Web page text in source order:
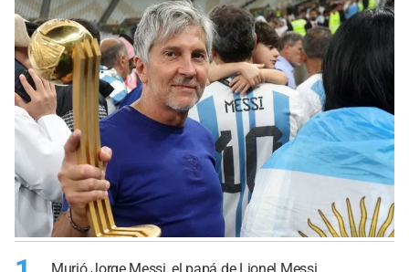
Murió Jorge Messi, el papá de Lionel Messi